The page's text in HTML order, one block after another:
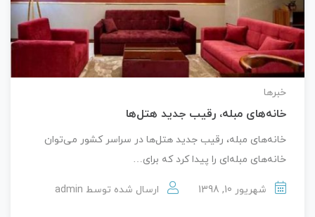
خبرها
خانه‌های مبله، رقیب جدید هتل‌ها
خانه‌های مبله، رقیب جدید هتل‌ها در سراسر کشور می‌توان
خانه‌های مبله‌ای را پیدا کرد که برای…
شهریور 10, 1398 ارسال شده توسط admin